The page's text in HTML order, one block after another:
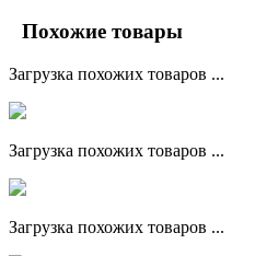
Похожие товары
Загрузка похожих товаров ...
Загрузка похожих товаров ...
Загрузка похожих товаров ...